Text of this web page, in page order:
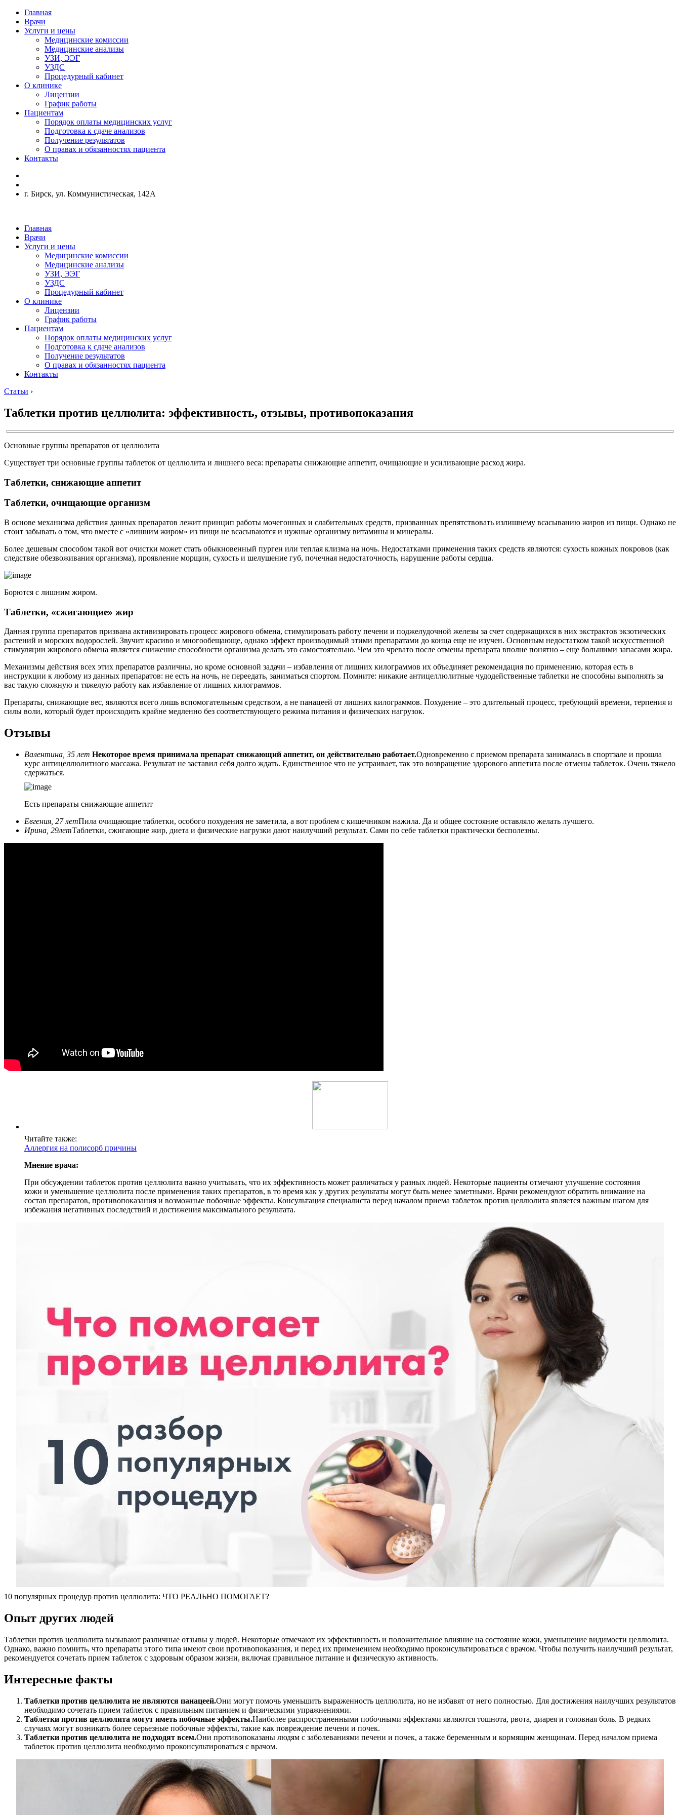
Главная
Врачи
Услуги и цены
Медицинские комиссии
Медицинские анализы
УЗИ, ЭЭГ
УЗДС
Процедурный кабинет
О клинике
Лицензии
График работы
Пациентам
Порядок оплаты медицинских услуг
Подготовка к сдаче анализов
Получение результатов
О правах и обязанностях пациента
Контакты
г. Бирск, ул. Коммунистическая, 142А
Главная
Врачи
Услуги и цены
Медицинские комиссии
Медицинские анализы
УЗИ, ЭЭГ
УЗДС
Процедурный кабинет
О клинике
Лицензии
График работы
Пациентам
Порядок оплаты медицинских услуг
Подготовка к сдаче анализов
Получение результатов
О правах и обязанностях пациента
Контакты
Статьи ›
Таблетки против целлюлита: эффективность, отзывы, противопоказания
Основные группы препаратов от целлюлита
Существует три основные группы таблеток от целлюлита и лишнего веса: препараты снижающие аппетит, очищающие и усиливающие расход жира.
Таблетки, снижающие аппетит
Таблетки, очищающие организм
В основе механизма действия данных препаратов лежит принцип работы мочегонных и слабительных средств, призванных препятствовать излишнему всасыванию жиров из пищи. Однако не
стоит забывать о том, что вместе с «лишним жиром» из пищи не всасываются и нужные организму витамины и минералы.
Более дешевым способом такой вот очистки может стать обыкновенный пурген или теплая клизма на ночь. Недостатками применения таких средств являются: сухость кожных покровов (как
следствие обезвоживания организма), проявление морщин, сухость и шелушение губ, почечная недостаточность, нарушение работы сердца.
Борются с лишним жиром.
Таблетки, «сжигающие» жир
Данная группа препаратов призвана активизировать процесс жирового обмена, стимулировать работу печени и поджелудочной железы за счет содержащихся в них экстрактов экзотических
растений и морских водорослей. Звучит красиво и многообещающе, однако эффект производимый этими препаратами до конца еще не изучен. Основным недостатком такой искусственной
стимуляции жирового обмена является снижение способности организма делать это самостоятельно. Чем это чревато после отмены препарата вполне понятно – еще большими запасами жира.
Механизмы действия всех этих препаратов различны, но кроме основной задачи – избавления от лишних килограммов их объединяет рекомендация по применению, которая есть в
инструкции к любому из данных препаратов: не есть на ночь, не переедать, заниматься спортом. Помните: никакие антицеллюлитные чудодейственные таблетки не способны выполнять за
вас такую сложную и тяжелую работу как избавление от лишних килограммов.
Препараты, снижающие вес, являются всего лишь вспомогательным средством, а не панацеей от лишних килограммов. Похудение – это длительный процесс, требующий времени, терпения и
силы воли, который будет происходить крайне медленно без соответствующего режима питания и физических нагрузок.
Отзывы
Валентина, 35 лет Некоторое время принимала препарат снижающий аппетит, он действительно работает.Одновременно с приемом препарата занималась в спортзале и прошла
курс антицеллюлитного массажа. Результат не заставил себя долго ждать. Единственное что не устраивает, так это возвращение здорового аппетита после отмены таблеток. Очень тяжело
сдержаться.
Есть препараты снижающие аппетит
Евгения, 27 летПила очищающие таблетки, особого похудения не заметила, а вот проблем с кишечником нажила. Да и общее состояние оставляло желать лучшего.
Ирина, 29летТаблетки, сжигающие жир, диета и физические нагрузки дают наилучший результат. Сами по себе таблетки практически бесполезны.
Читайте также:
Аллергия на полисорб причины
Мнение врача:
При обсуждении таблеток против целлюлита важно учитывать, что их эффективность может различаться у разных людей. Некоторые пациенты отмечают улучшение состояния
кожи и уменьшение целлюлита после применения таких препаратов, в то время как у других результаты могут быть менее заметными. Врачи рекомендуют обратить внимание на
состав препаратов, противопоказания и возможные побочные эффекты. Консультация специалиста перед началом приема таблеток против целлюлита является важным шагом для
избежания негативных последствий и достижения максимального результата.
10 популярных процедур против целлюлита: ЧТО РЕАЛЬНО ПОМОГАЕТ?
Опыт других людей
Таблетки против целлюлита вызывают различные отзывы у людей. Некоторые отмечают их эффективность и положительное влияние на состояние кожи, уменьшение видимости целлюлита.
Однако, важно помнить, что препараты этого типа имеют свои противопоказания, и перед их применением необходимо проконсультироваться с врачом. Чтобы получить наилучший результат,
рекомендуется сочетать прием таблеток с здоровым образом жизни, включая правильное питание и физическую активность.
Интересные факты
Таблетки против целлюлита не являются панацеей.Они могут помочь уменьшить выраженность целлюлита, но не избавят от него полностью. Для достижения наилучших результатов
необходимо сочетать прием таблеток с правильным питанием и физическими упражнениями.
Таблетки против целлюлита могут иметь побочные эффекты.Наиболее распространенными побочными эффектами являются тошнота, рвота, диарея и головная боль. В редких
случаях могут возникать более серьезные побочные эффекты, такие как повреждение печени и почек.
Таблетки против целлюлита не подходят всем.Они противопоказаны людям с заболеваниями печени и почек, а также беременным и кормящим женщинам. Перед началом приема
таблеток против целлюлита необходимо проконсультироваться с врачом.